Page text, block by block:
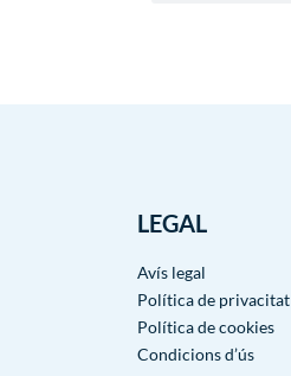
LEGAL
Avís legal
Política de privacitat
Política de cookies
Condicions d’ús